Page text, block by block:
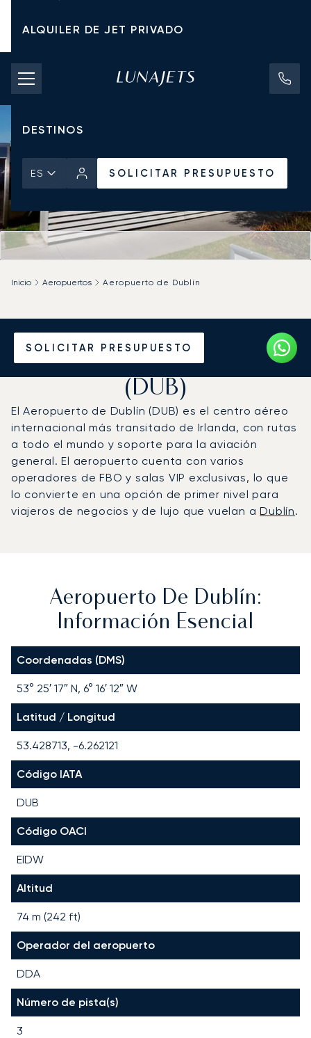
ALQUILER DE JET PRIVADO
TARIFAS DE CHÁRTER
JETS PRIVADOS
DESTINOS
ES SOLICITAR PRESUPUESTO
SOLICITAR PRESUPUESTO
Inicio Aeropuertos Aeropuerto de Dublín
Vuele en Jet Privado al
Aeropuerto de Dublín
(DUB)
El Aeropuerto de Dublín (DUB) es el centro aéreo
internacional más transitado de Irlanda, con rutas
a todo el mundo y soporte para la aviación
general. El aeropuerto cuenta con varios
operadores de FBO y salas VIP exclusivas, lo que
lo convierte en una opción de primer nivel para
viajeros de negocios y de lujo que vuelan aDublín.
Aeropuerto De Dublín:
Información Esencial
Coordenadas (DMS)
53° 25′ 17″ N, 6° 16′ 12″ W
Latitud / Longitud
53.428713, -6.262121
Código IATA
DUB
Código OACI
EIDW
Altitud
74 m (242 ft)
Operador del aeropuerto
DDA
Número de pista(s)
3